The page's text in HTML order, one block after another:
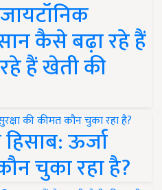
कैसे बढ़ा रहे हैं
हैं खेती की
ऊर्जा
चुका रहा है?